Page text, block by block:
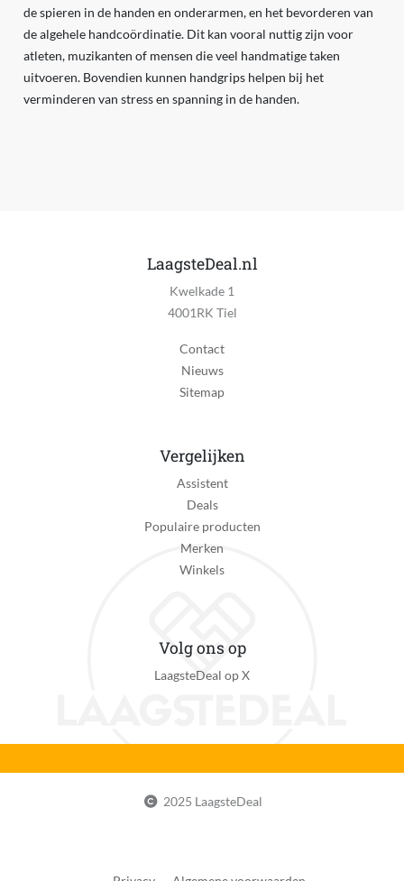
de spieren in de handen en onderarmen, en het bevorderen van
de algehele handcoördinatie. Dit kan vooral nuttig zijn voor
atleten, muzikanten of mensen die veel handmatige taken
uitvoeren. Bovendien kunnen handgrips helpen bij het
verminderen van stress en spanning in de handen.
LaagsteDeal.nl
Kwelkade 1
4001RK Tiel
Contact
Nieuws
Sitemap
Vergelijken
Assistent
Deals
Populaire producten
Merken
Winkels
Volg ons op
LaagsteDeal op X
2025 LaagsteDeal